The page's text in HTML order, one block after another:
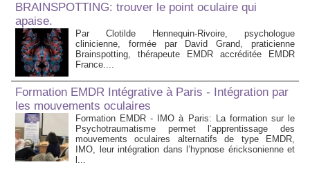
BRAINSPOTTING: trouver le point oculaire qui
apaise.
Par Clotilde Hennequin-Rivoire, psychologue
clinicienne, formée par David Grand, praticienne
Brainspotting, thérapeute EMDR accréditée EMDR
France....
Formation EMDR Intégrative à Paris - Intégration par
les mouvements oculaires
Formation EMDR - IMO à Paris: La formation sur le
Psychotraumatisme permet l’apprentissage des
mouvements oculaires alternatifs de type EMDR,
IMO, leur intégration dans l’hypnose éricksonienne et
l...